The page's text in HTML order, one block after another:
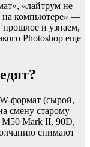
«лайтрум не
на компьютере» —
прошлое и узнаем,
Photoshop еще
формат (сырой,
смену старому
Mark II, 90D,
снимают